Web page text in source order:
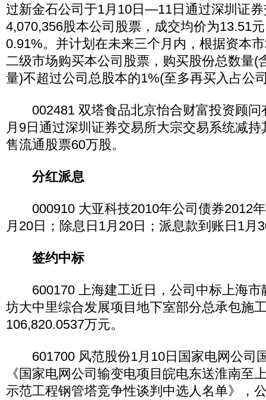
过新金石公司于1月10日—11日通过深圳证
4,070,356股本公司股票，成交均价为13.51
0.91%。并计划在未来三个月内，根据资本
二级市场购买本公司股票，购买股份总数量(
量)不超过公司总股本的1%(至多再买入占公
002481 双塔食品北京怡合财富投资顾问
月9日通过深圳证券交易所大宗交易系统减
售流通股票60万股。
分红派息
000910 大亚科技2010年公司债券2012年
月20日；除息日1月20日；派息款到账日1月
签约中标
600170 上海建工近日，公司中标上海市
坊大中里综合发展项目地下室部分总承包施
106,820.0537万元。
601700 风范股份1月10日国家电网公司
《国家电网公司输变电项目皖电东送淮南至
示范工程钢管塔竞争性谈判中选人名单》，